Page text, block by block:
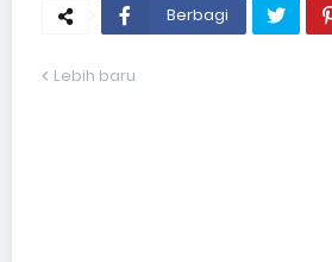
Berbagi
Lebih baru